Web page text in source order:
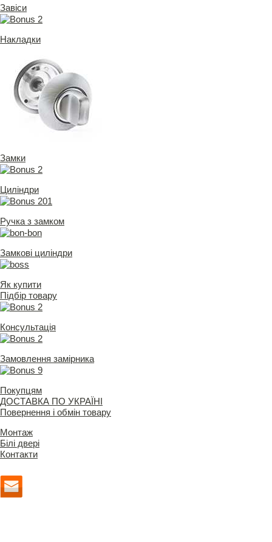
Завіси
Накладки
Замки
Циліндри
Ручка з замком
Замкові циліндри
Як купити
Підбір товару
Консультація
Замовлення замірника
Покупцям
ДОСТАВКА ПО УКРАЇНІ
Повернення і обмін товару
Монтаж
Білі двері
Контакти